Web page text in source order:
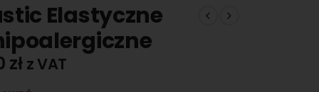
Elastyczne
zł z VAT